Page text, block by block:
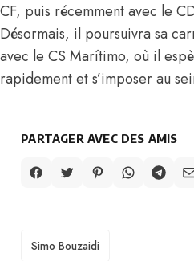
CF, puis récemment avec le
Désormais, il poursuivra sa
avec le CS Marítimo, où il
rapidement et s’imposer au
PARTAGER AVEC DES AMIS
TAGS
Simo Bouzaidi